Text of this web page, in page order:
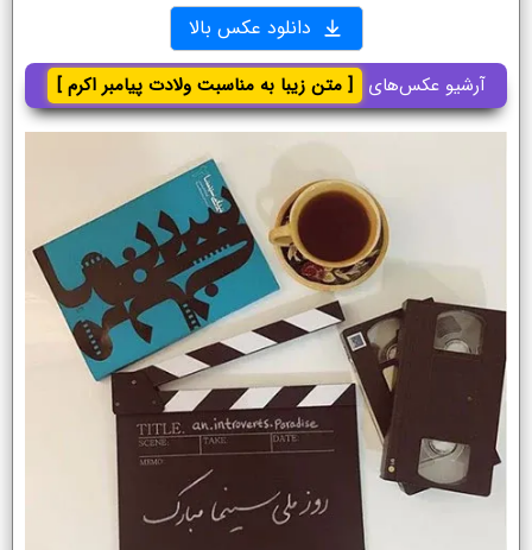
دانلود عکس بالا
آرشیو عکس‌های [ متن زیبا به مناسبت ولادت پیامبر اکرم ]